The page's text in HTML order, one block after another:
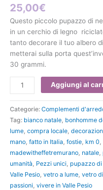
25,00€
Questo piccolo pupazzo di
in un cerchio di legno
tanto decorare il tuo albero
metterai sulla porta
30 grammi.
Sesto
quantità
Aggiungi al
Categorie: Complementi
Tag: bianco natale, bonhomme
lume, compra locale,
mano, fatto in Italia, fostie, km 0,
madewitheffetremurano, natale,
umanità, Pezzi unici, pupazzo di
Valle Pesio, vetro a lume, vetro
passioni, vivere in Valle Pesio